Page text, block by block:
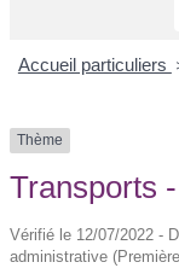
Accueil particuliers
Thème
Transports
Vérifié le 12/07/2022 -
administrative